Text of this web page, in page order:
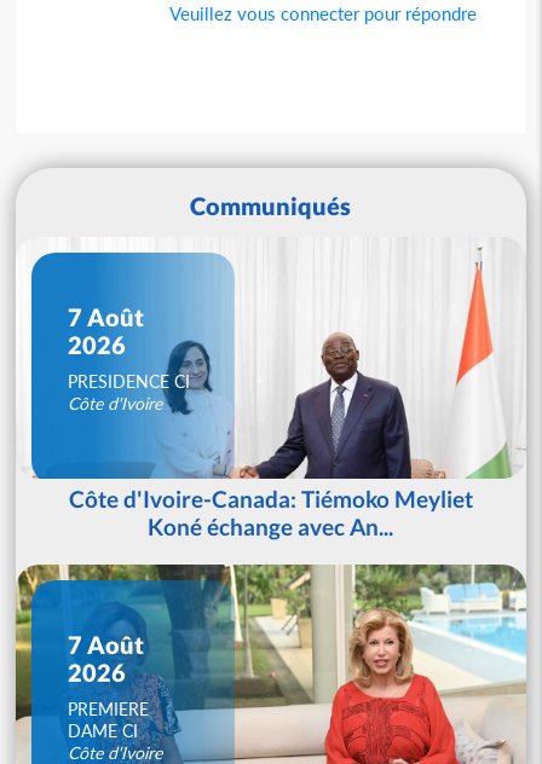
Veuillez vous connecter pour répondre
Communiqués
7 Août
2026
PRESIDENCE CI
Côte d'Ivoire
Côte d'Ivoire-Canada: Tiémoko Meyliet
Koné échange avec An...
7 Août
2026
PREMIERE
DAME CI
Côte d'Ivoire